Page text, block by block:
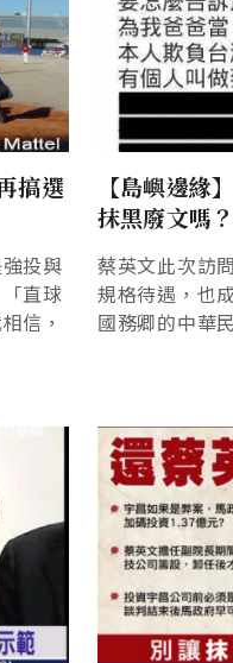
搞選
投與
直球
信，
【島嶼邊緣
抹黑廢文嗎？
蔡英文此次訪
規格待遇，也
國務卿的中華